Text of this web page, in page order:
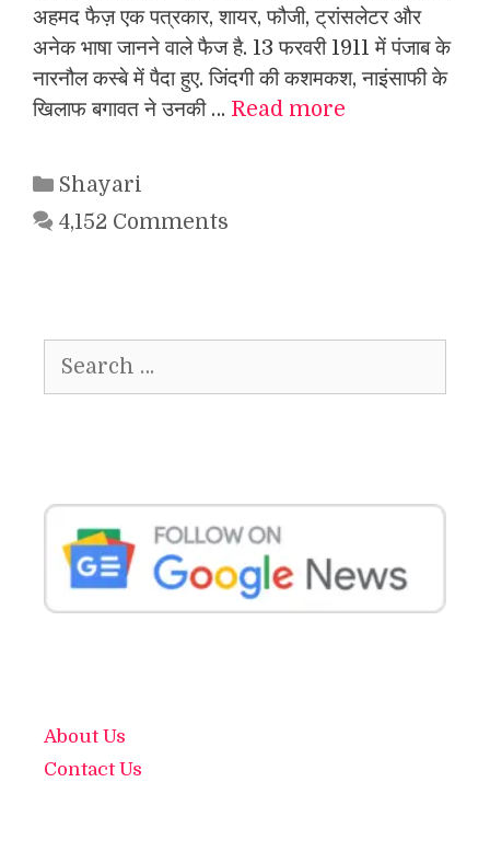
अहमद फैज़ एक पत्रकार, शायर, फौजी, ट्रांसलेटर और
अनेक भाषा जानने वाले फैज है. 13 फरवरी 1911 में पंजाब के
नारनौल कस्बे में पैदा हुए. जिंदगी की कशमकश, नाइंसाफी के
खिलाफ बगावत ने उनकी … Read more
Categories
Shayari
4,152 Comments
for:
About Us
Contact Us